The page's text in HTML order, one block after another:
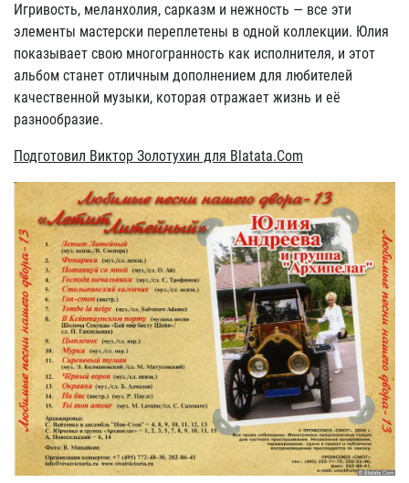
Игривость, меланхолия, сарказм и нежность — все эти
элементы мастерски переплетены в одной коллекции. Юлия
показывает свою многогранность как исполнителя, и этот
альбом станет отличным дополнением для любителей
качественной музыки, которая отражает жизнь и её
разнообразие.
Подготовил Виктор Золотухин для Blatata.Com